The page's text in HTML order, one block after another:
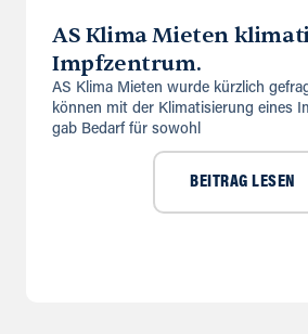
AS Klima Mieten
Impfzentrum.
AS Klima Mieten wurde kürzlich
können mit der Klimatisierung eines
gab Bedarf für sowohl
BEITRAG LESEN